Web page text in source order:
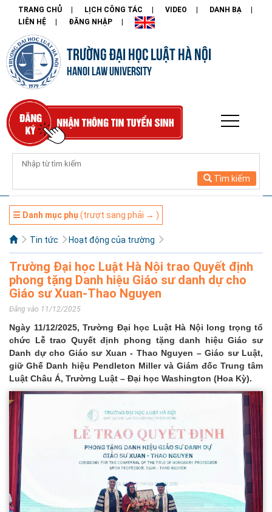
TRANG CHỦ LỊCH CÔNG TÁC VIDEO
DANH BẠ
LIÊN HỆ
ĐĂNG NHẬP
TRƯỜNG ĐẠI HỌC LUẬT HÀ NỘI
HANOI LAW UNIVERSITY
Tìm kiếm
☰ Danh mục phụ (trượt sang phải → )
Tin tức Hoạt động của trường
Trường Đại học Luật Hà Nội trao Quyết định
phong tặng Danh hiệu Giáo sư danh dự cho
Giáo sư Xuan-Thao Nguyen
Đăng vào 11/12/2025
Ngày 11/12/2025, Trường Đại học Luật Hà Nội long trọng tổ
chức Lễ trao Quyết định phong tặng danh hiệu Giáo sư
Danh dự cho Giáo sư Xuan - Thao Nguyen – Giáo sư Luật,
giữ Ghế Danh hiệu Pendleton Miller và Giám đốc Trung tâm
Luật Châu Á, Trường Luật – Đại học Washington (Hoa Kỳ).